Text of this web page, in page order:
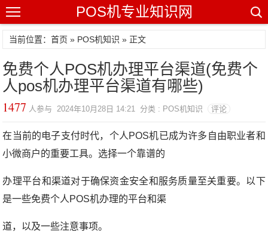
POS机专业知识网
当前位置：首页 » POS机知识 » 正文
免费个人POS机办理平台渠道(免费个
人pos机办理平台渠道有哪些)
1477 人参与 2024年10月28日 14:21 分类 : POS机知识 评论
在当前的电子支付时代，个人POS机已成为许多自由职业者和
小微商户的重要工具。选择一个靠谱的
办理平台和渠道对于确保资金安全和服务质量至关重要。以下
是一些免费个人POS机办理的平台和渠
道，以及一些注意事项。